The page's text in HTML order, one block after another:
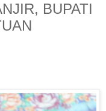
BUPATI